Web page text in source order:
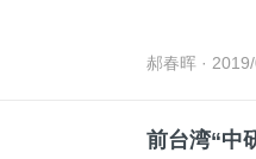
郝春晖 ·
前台湾“中